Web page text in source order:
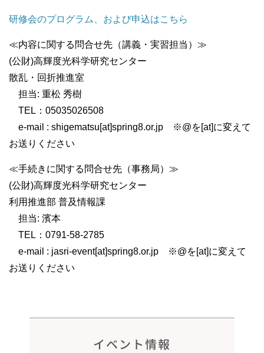
研修会のプログラム、および申込はこちら
≪内容に関する問合せ先（講義・実習担当）≫
(公財)高輝度光科学研究センター
散乱・回折推進室
担当: 重松 秀樹
TEL：05035026508
e-mail : shigematsu[at]spring8.or.jp ※@を[at]に変えて
お送りください
≪手続きに関する問合せ先（事務局）≫
(公財)高輝度光科学研究センター
利用推進部 普及情報課
担当: 濱本
TEL：0791-58-2785
e-mail : jasri-event[at]spring8.or.jp ※@を[at]に変えて
お送りください
イベント情報